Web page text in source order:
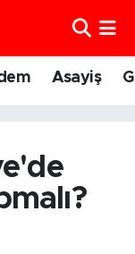
Asayiş